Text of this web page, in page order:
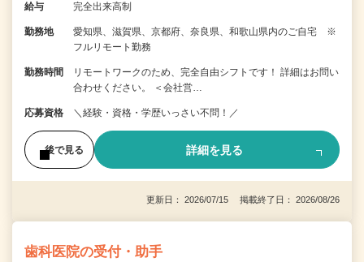
給与 完全出来高制
勤務地
愛知県、滋賀県、京都府、奈良県、和歌山県内のご自宅 ※
フルリモート勤務
勤務時間
リモートワークのため、完全自由シフトです！ 詳細はお問い
合わせください。 ＜会社営…
応募資格 ＼経験・資格・学歴いっさい不問！／
後で見る 詳細を見る
更新日： 2026/07/15 掲載終了日： 2026/08/26
歯科医院の受付・助手